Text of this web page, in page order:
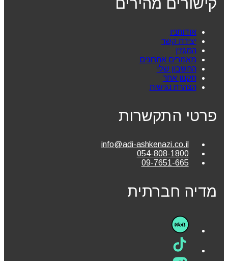
אודותניו
יצירת קשר
המגזין
מאמרים אחרונים
החשבון שלי
תקנון אתר
הצהרת נגישות
פרטי התקשרות
info@adi-ashkenazi.co.il
054-808-1800
09-7651-665
מדיה חברתית